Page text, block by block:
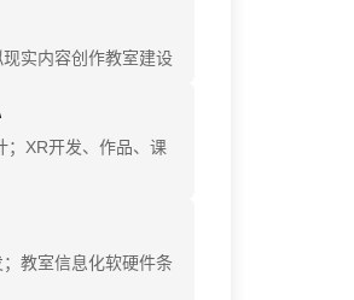
实内容创作教室建设
；XR开发、作品、课
教室信息化软硬件条